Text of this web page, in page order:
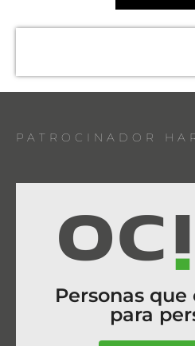
PATROCINADOR
Personas
para